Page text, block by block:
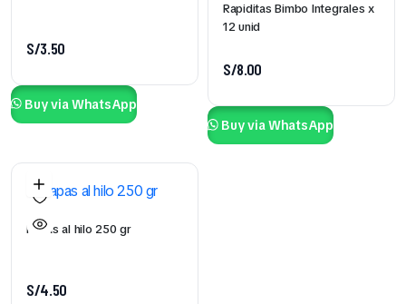
S/3.50
Buy via WhatsApp
Rapiditas Bimbo Integrales x
12 unid
S/8.00
Buy via WhatsApp
Papas al hilo 250 gr
S/4.50